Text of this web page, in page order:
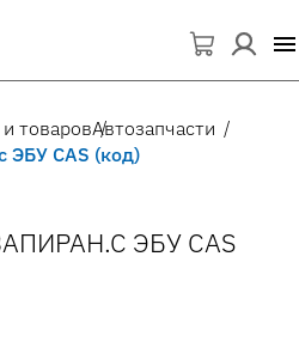
товаровАвтозапчасти
ЭБУ CAS (код)
ЭБУ CAS